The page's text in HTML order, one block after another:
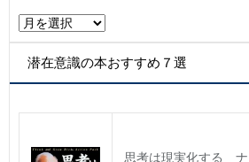
ア
ー
カ
イ
潜在意識の本おすすめ７選
思考は現実化する ナ